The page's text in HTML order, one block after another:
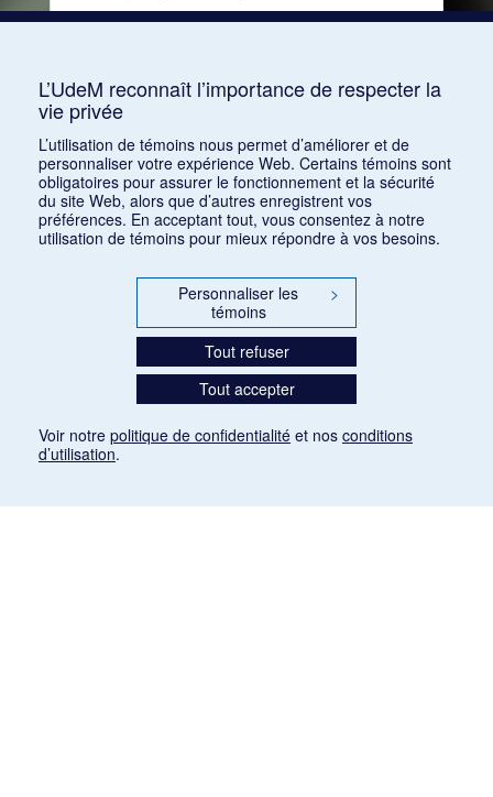
1 2 3 4 5 … 19
L’UdeM reconnaît l’importance de respecter la
vie privée
L’utilisation de témoins nous permet d’améliorer et de
personnaliser votre expérience Web. Certains témoins sont
obligatoires pour assurer le fonctionnement et la sécurité
du site Web, alors que d’autres enregistrent vos
préférences. En acceptant tout, vous consentez à notre
utilisation de témoins pour mieux répondre à vos besoins.
Personnaliser les
témoins
>
Tout refuser
Tout accepter
Voir notre politique de confidentialité et nos conditions
d’utilisation.